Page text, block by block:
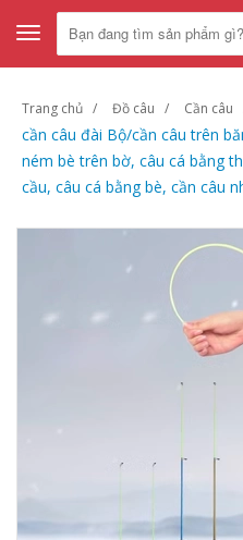
Toggle
navigation
Trang chủ Đồ câu Cần câu
cần câu đài Bộ/cần câu trên
ném bè trên bờ, câu cá bằng
cầu, câu cá bằng bè, cần câu